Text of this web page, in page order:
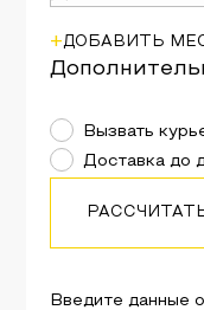
Введите данные
+ДОБАВИТЬ
Вызвать
Доставка до